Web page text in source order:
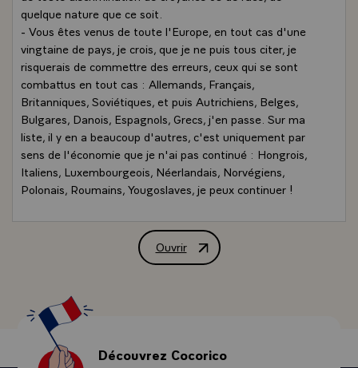
quelque nature que ce soit.
- Vous êtes venus de toute l'Europe, en tout cas d'une
vingtaine de pays, je crois, que je ne puis tous citer, je
risquerais de commettre des erreurs, ceux qui se sont
combattus en tout cas : Allemands, Français,
Britanniques, Soviétiques, et puis Autrichiens, Belges,
Bulgares, Danois, Espagnols, Grecs, j'en passe. Sur ma
liste, il y en a beaucoup d'autres, c'est uniquement par
sens de l'économie que je n'ai pas continué : Hongrois,
Italiens, Luxembourgeois, Néerlandais, Norvégiens,
Polonais, Roumains, Yougoslaves, je peux continuer !
les horizons de l'Europe des personnalités
représentatives et particulièrement par leur passé, et par
expérience tragique, qu'ils ont vécus en raison de leurs
convictions.
- Il n'est pas si commun de voir des hommes, des
femmes disposer de leur vie, pour une fois. L'amour de
leur pays, l'amour de la liberté, l'amour de quelques
Ouvrir
Allocution de M. François Mitterrand,
Découvrez Cocorico